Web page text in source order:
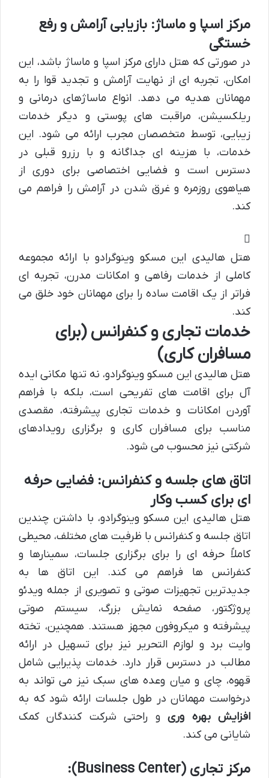
مرکز اسپا و ماساژ: بازیابی آرامش و رفع
خستگی
در صورتی که هتل دارای مرکز اسپا و ماساژ باشد، این
امکان، تجربه ای از نهایت آرامش و تجدید قوا را به
مهمانان هدیه می دهد. انواع ماساژهای درمانی و
ریلکسیشن، مراقبت های پوستی و دیگر خدمات
زیبایی، توسط متخصصان مجرب ارائه می شود. این
خدمات، با هزینه ای جداگانه و با رزرو قبلی در
دسترس است و فضایی اختصاصی برای دوری از
هیاهوی روزمره و غرق شدن در آرامش را فراهم می
کند.
هتل هالیدی این مسکو وینوگرادو با ارائه مجموعه
کاملی از خدمات رفاهی و امکانات مدرن، تجربه ای
فراتر از یک اقامت ساده را برای مهمانان خود خلق می
کند.
خدمات تجاری و کنفرانس (برای
مسافران کاری)
هتل هالیدی این مسکو وینوگرادو، نه تنها مکانی ایده
آل برای اقامت های تفریحی است، بلکه با فراهم
آوردن امکانات و خدمات تجاری پیشرفته، مقصدی
مناسب برای مسافران کاری و برگزاری رویدادهای
شرکتی نیز محسوب می شود.
اتاق های جلسه و کنفرانس: فضایی حرفه
ای برای کسب وکار
هتل هالیدی این مسکو وینوگرادو، با داشتن چندین
اتاق جلسه و کنفرانس با ظرفیت های مختلف، محیطی
کاملاً حرفه ای را برای برگزاری جلسات، سمینارها و
کنفرانس ها فراهم می کند. این اتاق ها به
جدیدترین تجهیزات صوتی و تصویری از جمله ویدئو
پروژکتور، صفحه نمایش بزرگ، سیستم صوتی
پیشرفته و میکروفون مجهز هستند. همچنین، تخته
وایت برد و لوازم التحریر نیز برای تسهیل در ارائه
مطالب در دسترس قرار دارد. خدمات پذیرایی شامل
قهوه، چای و میان وعده های سبک نیز می تواند به
درخواست مهمانان در طول جلسات ارائه شود که به
افزایش بهره وریو راحتی شرکت کنندگان کمک
شایانی می کند.
مرکز تجاری (Business Center):